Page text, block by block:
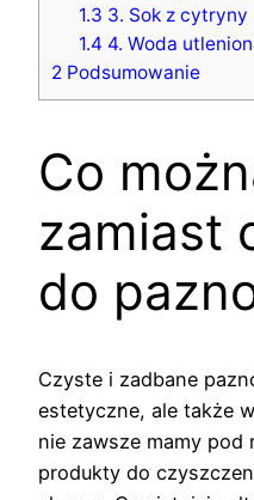
1.3 3. Sok z cytryny
1.4 4. Woda
2 Podsumowanie
Co
zamiast
do
Czyste i zadbane
estetyczne, ale także
nie zawsze mamy pod
produkty do